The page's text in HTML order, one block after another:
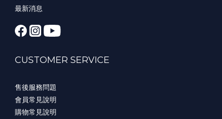
最新消息
CUSTOMER SERVICE
售後服務問題
會員常見說明
購物常見說明